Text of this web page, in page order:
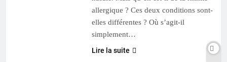
allergique ? Ces deux conditions sont-
elles différentes ? Où s’agit-il
simplement…
Lire la suite